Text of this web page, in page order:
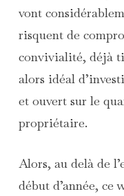
vont
risquent de
convivialité, déjà
alors idéal
et ouvert sur le
propriétaire.
Alors, au delà de
début d’année, ce